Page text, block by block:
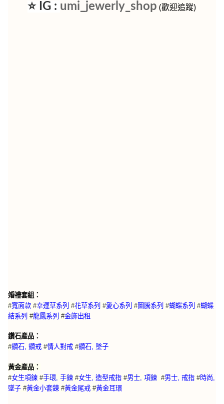
⭐ IG : umi_jewerly_shop (歡迎追蹤)
婚禮套組：
#寬面款 #幸運草系列 #花草系列 #愛心系列 #圖騰系列 #蝴蝶系列 #蝴蝶
結系列 #龍鳳系列 #金飾出租
鑽石產品：
#鑽石, 鑽戒 #情人對戒 #鑽石, 墜子
黃金產品：
#女生項鍊 #手環, 手鍊 #女生, 造型戒指 #男士, 項鍊 #男士, 戒指 #時尚,
墜子 #黃金小套鍊 #黃金尾戒 #黃金耳環